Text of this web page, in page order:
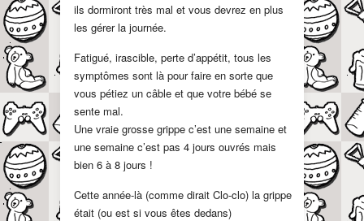
ils dormiront très mal et vous devrez en plus
les gérer la journée.
Fatigué, irascible, perte d’appétit, tous les
symptômes sont là pour faire en sorte que
vous pétiez un câble et que votre bébé se
sente mal.
Une vraie grosse grippe c’est une semaine et
une semaine c’est pas 4 jours ouvrés mais
bien 6 à 8 jours !
Cette année-là (comme dirait Clo-clo) la grippe
était (ou est si vous êtes dedans)